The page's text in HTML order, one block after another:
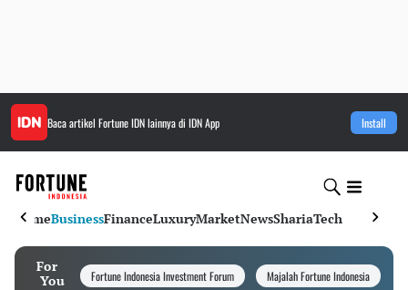
Baca artikel Fortune IDNlainnya di IDN App Install
HomeBusinessFinanceLuxuryMarketNewsShariaTech
For
You
Fortune Indonesia Investment Forum Majalah Fortune Indonesia